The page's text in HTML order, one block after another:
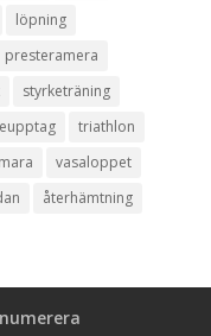
löpning
presteramera
styrketräning
triathlon
vasaloppet
återhämtning